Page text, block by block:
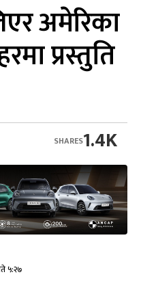
अमेरिका
प्रस्तुति
1.4K
SHARES
५:२७